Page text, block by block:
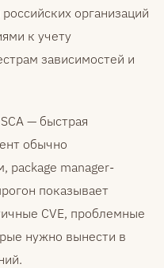
организаций
к учету
зависимостей и
— быстрая
обычно
package manager-
показывает
CVE, проблемные
нужно вынести в